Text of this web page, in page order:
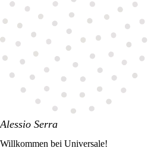
Alessio Serra
Willkommen bei Universale!